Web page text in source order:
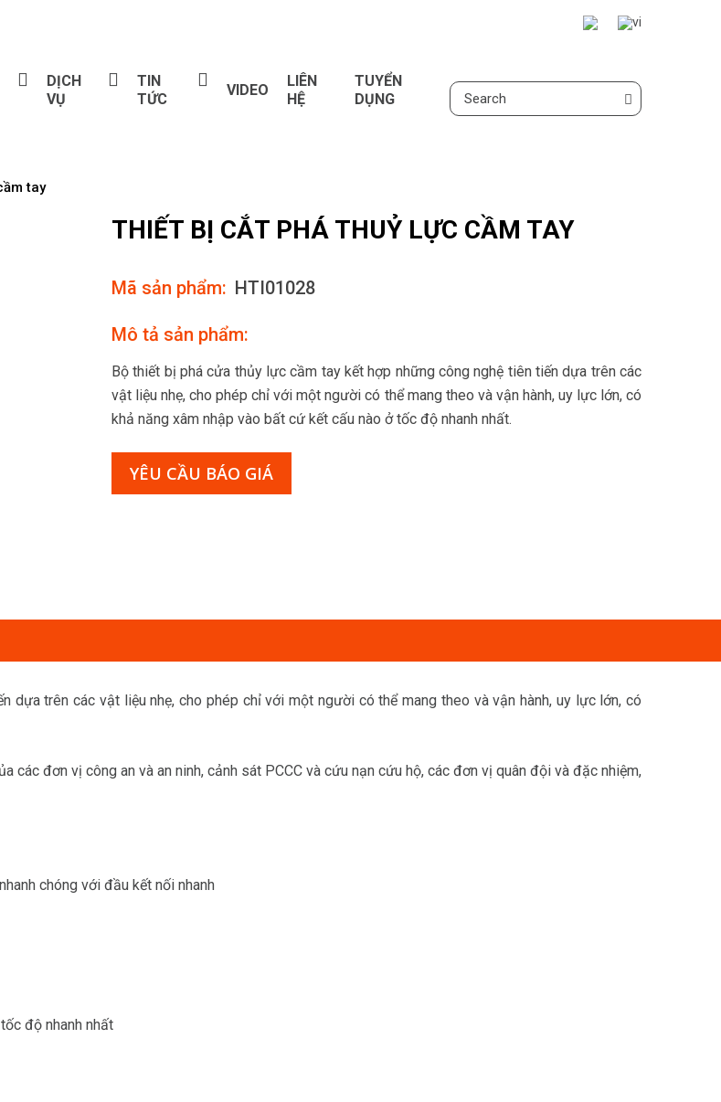
DỊCH
VỤ
TIN
TỨC
VIDEO
LIÊN
HỆ
TUYỂN
DỤNG
tay
THIẾT BỊ CẮT PHÁ THUỶ LỰC CẦM TAY
Mã sản phẩm: HTI01028
Mô tả sản phẩm:
Bộ thiết bị phá cửa thủy lực cầm tay kết hợp những công nghệ tiên tiến dựa trên các
vật liệu nhẹ, cho phép chỉ với một người có thể mang theo và vận hành, uy lực lớn, có
khả năng xâm nhập vào bất cứ kết cấu nào ở tốc độ nhanh nhất.
YÊU CẦU BÁO GIÁ
dựa trên các vật liệu nhẹ, cho phép chỉ với một người có thể mang theo và vận hành, uy lực lớn, có
đơn vị công an và an ninh, cảnh sát PCCC và cứu nạn cứu hộ, các đơn vị quân đội và đặc nhiệm,
chóng với đầu kết nối nhanh
độ nhanh nhất